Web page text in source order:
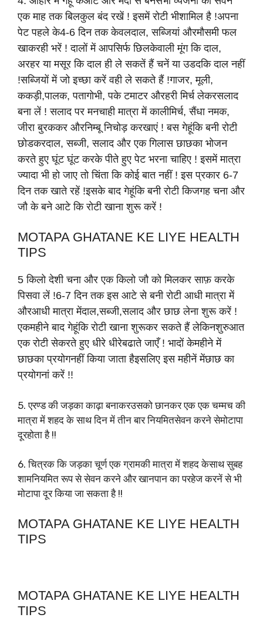
एक माह तक बिलकुल बंद रखें ! इसमें रोटी भीशामिल है !अपना
पेट पहले के4-6 दिन तक केवलदाल, सब्जियां औरमौसमी फल
खाकरही भरें ! दालों में आपसिर्फ छिलकेवाली मूंग कि दाल,
अरहर या मसूर कि दाल ही ले सकतें हैं चनें या उडदकि दाल नहीं
!सब्जियों में जो इच्छा करें वही ले सकते हैं !गाजर, मूली,
ककड़ी,पालक, पतागोभी, पके टमाटर औरहरी मिर्च लेकरसलाद
बना लें ! सलाद पर मनचाही मात्रा में कालीमिर्च, सैंधा नमक,
जीरा बुरककर औरनिम्बू निचोड़ करखाएं ! बस गेहूंकि बनी रोटी
छोडकरदाल, सब्जी, सलाद और एक गिलास छाछका भोजन
करते हुए घूंट घूंट करके पीते हुए पेट भरना चाहिए ! इसमें मात्रा
ज्यादा भी हो जाए तो चिंता कि कोई बात नहीं ! इस प्रकार 6-7
दिन तक खाते रहें !इसके बाद गेहूंकि बनी रोटी किजगह चना और
जौ के बने आटे कि रोटी खाना शुरू करें !
MOTAPA GHATANE KE LIYE HEALTH
TIPS
5 किलो देशी चना और एक किलो जौ को मिलकर साफ़ करके
पिसवा लें !6-7 दिन तक इस आटे से बनी रोटी आधी मात्रा में
औरआधी मात्रा मेंदाल,सब्जी,सलाद और छाछ लेना शुरू करें !
एकमहीने बाद गेहूंकि रोटी खाना शुरूकर सकते हैं लेकिनशुरुआत
एक रोटी सेकरते हुए धीरे धीरेबढाते जाएँ ! भादों केमहीने में
छाछका प्रयोगनहीं किया जाता हैइसलिए इस महीनें मेंछाछ का
प्रयोगनां करें !!
5. एरण्ड की जड़का काढ़ा बनाकरउसको छानकर एक एक चम्मच की
मात्रा में शहद के साथ दिन में तीन बार नियमितसेवन करने सेमोटापा
दूरहोता है !!
6. चित्रक कि जड़का चूर्ण एक ग्रामकी मात्रा में शहद केसाथ सुबह
शामनियमित रूप से सेवन करने और खानपान का परहेज करनें से भी
मोटापा दूर किया जा सकता है !!
MOTAPA GHATANE KE LIYE HEALTH
TIPS
MOTAPA GHATANE KE LIYE HEALTH
TIPS